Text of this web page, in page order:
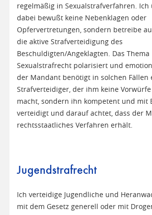
regelmäßig in Sexualstrafverfahren. Ich
dabei bewußt keine Nebenklagen oder
Opfervertretungen, sondern betreibe
die aktive Strafverteidigung des
Beschuldigten/Angeklagten. Das Thema
Sexualstrafrecht polarisiert und
der Mandant benötigt in solchen Fällen
Strafverteidiger, der ihm keine
macht, sondern ihn kompetent und mit
verteidigt und darauf achtet, dass der
rechtsstaatliches Verfahren erhält.
Jugendstrafrecht
Ich verteidige Jugendliche und
mit dem Gesetz generell oder mit